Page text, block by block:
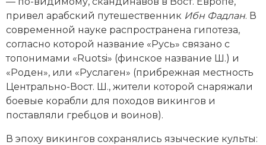
привел арабский путешественник Ибн Фадлан. В
современной науке распространена гипотеза,
согласно которой название «Русь» связано с
топонимами «Ruotsi» (финское название Ш.) и
«Роден», или «Руслаген» (прибрежная местность
Центрально-Вост. Ш., жители которой снаряжали
боевые корабли для походов викингов и
поставляли гребцов и воинов).
В эпоху викингов сохранялись языческие культы: